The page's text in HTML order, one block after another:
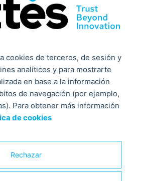
así como el sistema más
a abordar.
en incendios de equipos
activados, en metales
al agua y en productos
oxígeno u otros agentes que
combustión.
incendios?
de espuma contra incendios no
cookies de terceros, de sesión y
analíticos y para mostrarte
en base a la información
de navegación (por ejemplo,
Para obtener más información
de cookies
Rechazar